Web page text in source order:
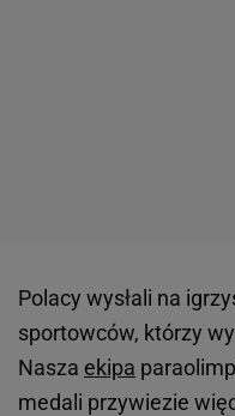
Polacy wysłali na
sportowców, którzy
Nasza ekipa
medali przywiezie